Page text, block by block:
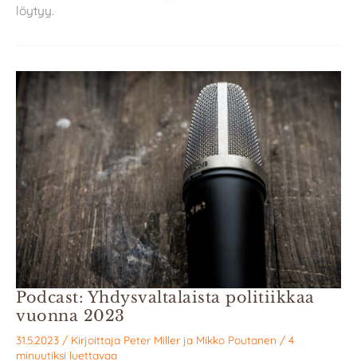
löytyy.
Podcast: Yhdysvaltalaista politiikkaa
vuonna 2023
31.5.2023 / Kirjoittaja Peter Miller ja Mikko Poutanen / 4
minuutiksi luettavaa